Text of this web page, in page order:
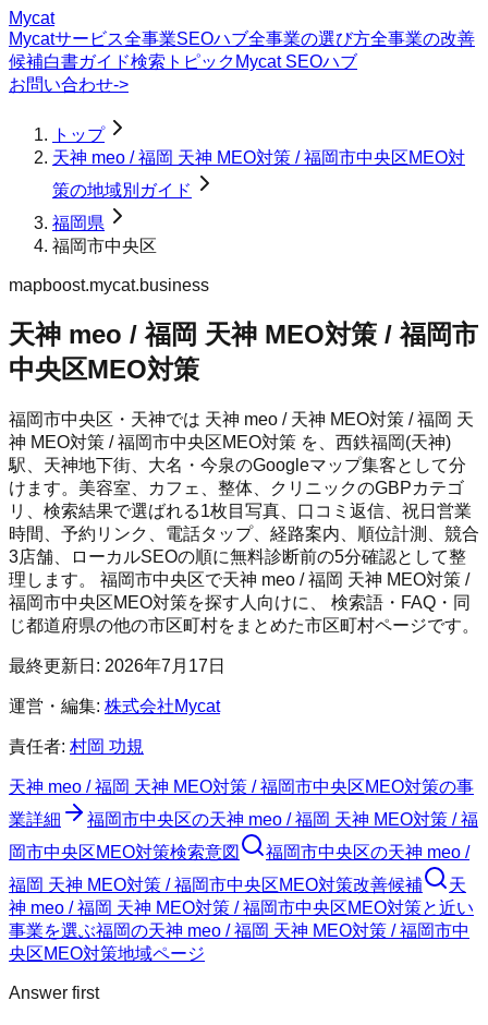
Mycat
Mycatサービス全事業SEOハブ全事業の選び方全事業の改善
候補白書ガイド検索トピック Mycat SEOハブ
お問い合わせ->
トップ
天神 meo / 福岡 天神 MEO対策 / 福岡市中央区MEO対
策の地域別ガイド
福岡県
福岡市中央区
mapboost.mycat.business
天神 meo / 福岡 天神 MEO対策 / 福岡市
中央区MEO対策
福岡市中央区・天神では 天神 meo / 天神 MEO対策 / 福岡 天
神 MEO対策 / 福岡市中央区MEO対策 を、西鉄福岡(天神)
駅、天神地下街、大名・今泉のGoogleマップ集客として分
けます。美容室、カフェ、整体、クリニックのGBPカテゴ
リ、検索結果で選ばれる1枚目写真、口コミ返信、祝日営業
時間、予約リンク、電話タップ、経路案内、順位計測、競合
3店舗、ローカルSEOの順に無料診断前の5分確認として整
理します。 福岡市中央区で天神 meo / 福岡 天神 MEO対策 /
福岡市中央区MEO対策を探す人向けに、 検索語・FAQ・同
じ都道府県の他の市区町村をまとめた市区町村ページです。
最終更新日: 2026年7月17日
運営・編集: 株式会社Mycat
責任者: 村岡 功規
天神 meo / 福岡 天神 MEO対策 / 福岡市中央区MEO対策の事
業詳細
福岡市中央区の天神 meo / 福岡 天神 MEO対策 / 福
岡市中央区MEO対策検索意図 福岡市中央区の天神 meo /
福岡 天神 MEO対策 / 福岡市中央区MEO対策改善候補
天
神 meo / 福岡 天神 MEO対策 / 福岡市中央区MEO対策と近い
事業を選ぶ福岡の天神 meo / 福岡 天神 MEO対策 / 福岡市中
央区MEO対策地域ページ
Answer first